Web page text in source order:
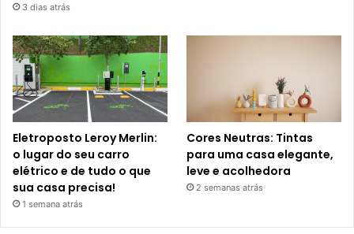
3 dias atrás
Eletroposto Leroy Merlin:
o lugar do seu carro
elétrico e de tudo o que
sua casa precisa!
1 semana atrás
Cores Neutras: Tintas
para uma casa elegante,
leve e acolhedora
2 semanas atrás